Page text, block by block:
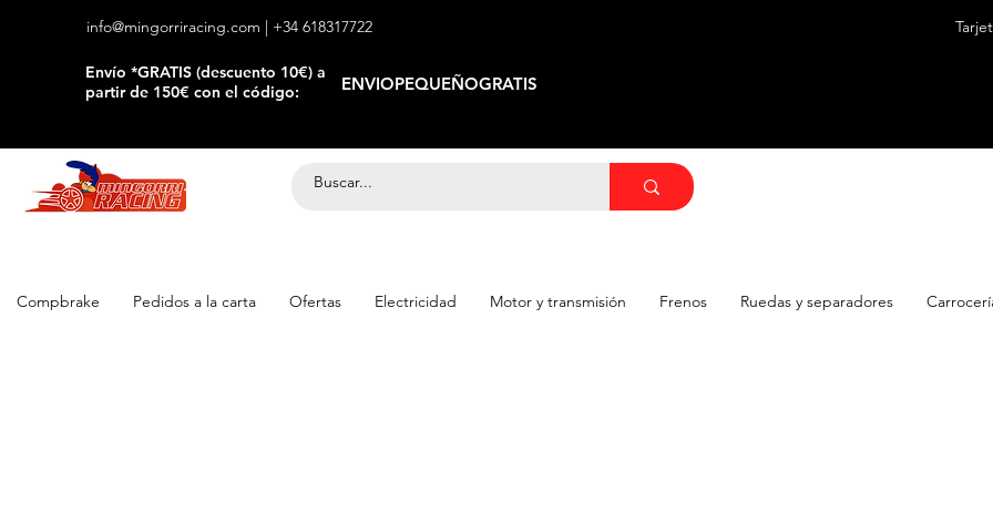
info@mingorriracing.com | +34 618317722
​Envío *GRATIS (descuento 10€) a
partir de 150€ con el código:
ENVIOPEQUEÑOGRATIS
Compbrake Pedidos a la carta Ofertas Electricidad Motor y transmisión Frenos Ruedas y separadores